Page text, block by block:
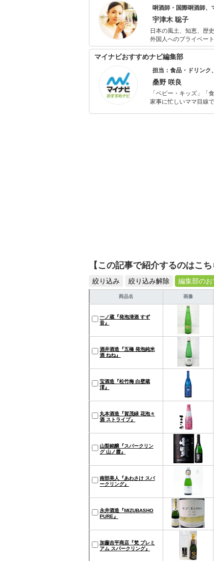
唎酒師・国際唎酒師、
宇津木 聡子
日本の風土、知恵、歴
外国人へのプライベー
画を行っている。 外国人のプライベート日本酒体験では、これまでに30か国以上から400人余りをお
迎えしている。 日々の生活でも、カンパイは日本酒、スキンケアは日本酒と酒粕で、そして朝晩の甘
マイナビおすすめナビ編集部
担当：食品・ドリンク
桑野 咲良
「ベビー・キッズ」「
家事に忙しいママ目線
【この記事で紹介するのはこち
絞り込み 絞り込み解除 編集部の
商品名 画像
一ノ蔵『発泡清酒 すず
音』
酒井酒造『五橋 発泡純米
酒 ねね』
宝酒造『松竹梅 白壁蔵
澪』
丸本酒造『賀茂緑 花泡々
酒 ストライプ』
山梨銘醸『スパークリン
グ 山ノ霞』
南部美人『あわさけ スパ
ークリング』
永井酒造『MIZUBASHO
PURE』
加藤吉平商店『梵 プレミ
アム スパークリング』